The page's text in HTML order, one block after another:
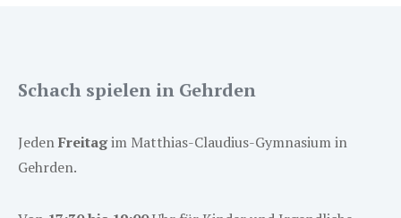
Schach spielen in Gehrden
JedenFreitagim Matthias-Claudius-Gymnasium in
Gehrden.